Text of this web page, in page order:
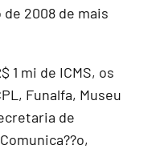
2008 de mais
1 mi de ICMS, os
Funalfa, Museu
de